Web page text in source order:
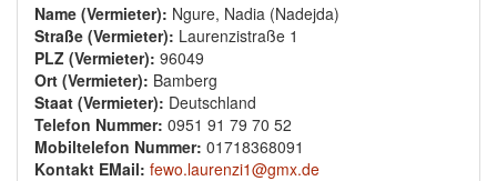
Name (Vermieter): Ngure, Nadia (Nadejda)
Straße (Vermieter): Laurenzistraße 1
PLZ (Vermieter): 96049
Ort (Vermieter): Bamberg
Staat (Vermieter): Deutschland
Telefon Nummer: 0951 91 79 70 52
Mobiltelefon Nummer: 01718368091
Kontakt EMail: fewo.laurenzi1@gmx.de